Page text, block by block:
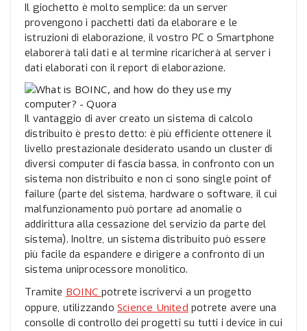
Il giochetto è molto semplice: da un server
provengono i pacchetti dati da elaborare e le
istruzioni di elaborazione, il vostro PC o Smartphone
elaborerà tali dati e al termine ricaricherà al server i
dati elaborati con il report di elaborazione.
Il vantaggio di aver creato un sistema di calcolo
distribuito è presto detto: è più efficiente ottenere il
livello prestazionale desiderato usando un cluster di
diversi computer di fascia bassa, in confronto con un
sistema non distribuito e non ci sono single point of
failure (parte del sistema, hardware o software, il cui
malfunzionamento può portare ad anomalie o
addirittura alla cessazione del servizio da parte del
sistema). Inoltre, un sistema distribuito può essere
più facile da espandere e dirigere a confronto di un
sistema uniprocessore monolitico.
Tramite BOINC potrete iscrivervi a un progetto
oppure, utilizzando Science United potrete avere una
consolle di controllo dei progetti su tutti i device in cui